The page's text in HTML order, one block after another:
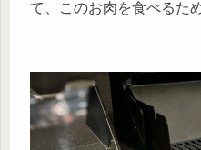
て、このお肉を食べるた